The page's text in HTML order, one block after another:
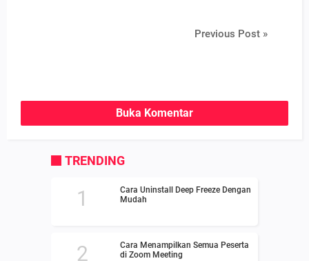
Previous Post »
Buka Komentar
TRENDING
Cara Uninstall Deep Freeze Dengan
Mudah
Cara Menampilkan Semua Peserta
di Zoom Meeting